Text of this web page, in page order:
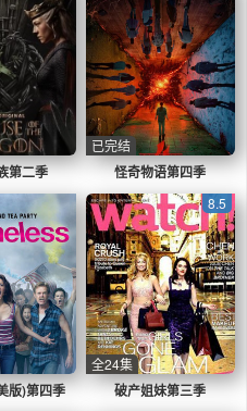
第二季 怪奇物语第四季
已完结
版)第四季 破产姐妹第三季
8.5
全24集